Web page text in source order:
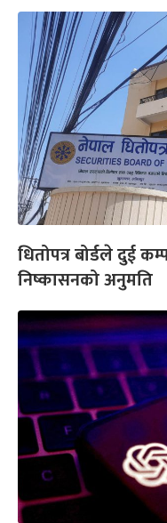
धितोपत्र बोर्डले दुई
निष्कासनको अनुमति